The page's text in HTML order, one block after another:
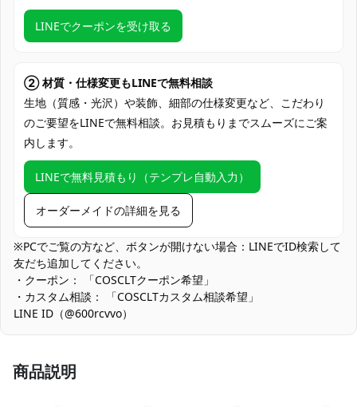
支払い方法
クレジットカード（VISA、Master、JCB、
Discover、AMERICAN EXPRESS）、
使用場所
コミックマーケット（コミケ）、acosta!・
コスプレイベント、スタジオ撮影会、屋外
ロケ・ポートレート、ハロウィン仮装、舞
台・ライブ風コンセプト撮影、SNS配信・
コスプレ対象
コスプレ愛好家、アニメや漫画、ゲームフ
ァン、出演者
他の衣類と同じく、清潔に乾燥を保ち、鋭
い物によっての破れを避けてください。
商品状態
新品未使用
ハリ感と通気性のバランス：シルエット維持を優先し、適度な厚
みの表地を使用。夏場の屋外ではインナーを吸汗速乾にする、休
憩をこまめに取るなどの対策をおすすめします。
LINEでクーポンを受け取る
② 材質・仕様変更もLINEで無料相談
生地（質感・光沢）や装飾、細部の仕様変更など、こだわり
のご要望をLINEで無料相談。お見積もりまでスムーズにご案
内します。
LINEで無料見積もり（テンプレ自動入力）
オーダーメイドの詳細を見る
※PCでご覧の方など、ボタンが開けない場合：LINEでID検索して
友だち追加してください。
・クーポン： 「COSCLTクーポン希望」
・カスタム相談： 「COSCLTカスタム相談希望」
LINE ID（@600rcvvo）
商品説明